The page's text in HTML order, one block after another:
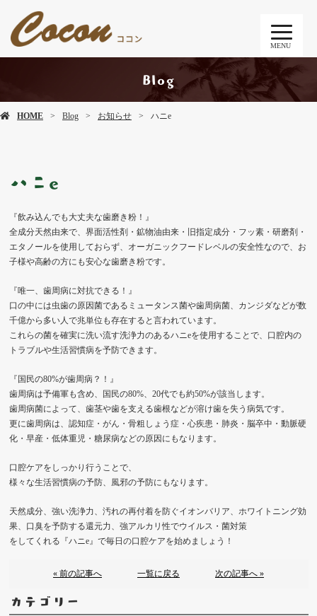
MENU
Blog
HOME Blog お知らせ ハニe
ハニe
『飲み込んでも大丈夫な歯磨き粉！』
全成分天然由来で、界面活性剤・鉱物油由来・旧指定成分・フッ素・研磨剤・
エタノールを使用しておらず、オーガニックフードレベルの安全性なので、お
子様や高齢の方にも安心な歯磨き粉です。
『唯一、歯周病に対抗できる！』
口の中には虫歯の原因菌であるミュータンス菌や歯周病菌、カンジダなどが数
千億から多い人で兆単位も存在すると言われています。
これらの菌を確実に洗い流す洗浄力のあるハニeを使用することで、口腔内の
トラブルや生活習慣病を予防できます。
『国民の80%が歯周病？！』
歯周病は予備軍も含め、国民の80%、20代でも約50%が該当します。
歯周病菌によって、歯茎や歯を支える歯根などが溶け歯を失う病気です。
更に歯周病は、認知症・がん・骨粗しょう症・心疾患・肺炎・脳卒中・動脈硬
化・早産・低体重児・糖尿病などの原因にもなります。
口腔ケアをしっかり行うことで、
様々な生活習慣病の予防、風邪の予防にもなります。
天然成分、強い洗浄力、汚れの再付着を防ぐイオンバリア、ホワイトニング効
果、口臭を予防する還元力、強アルカリ性でウイルス・菌対策
をしてくれる『ハニe』で毎日の口腔ケアを始めましょう！
« 前の記事へ 一覧に戻る 次の記事へ »
カテゴリー